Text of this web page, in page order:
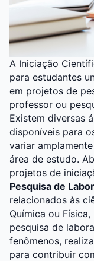
A Iniciação
para estudantes
em projetos de
professor ou
Existem diversas
disponíveis para
variar
área de estudo.
projetos de
Pesquisa de
relacionados às
Química ou
pesquisa de
fenômenos,
para contribuir